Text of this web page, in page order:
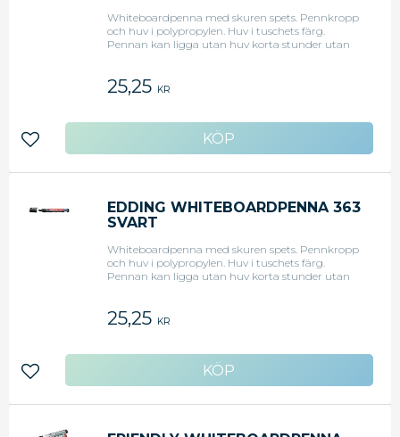
Whiteboardpenna med skuren spets. Pennkropp
och huv i polypropylen. Huv i tuschets färg.
Pennan kan ligga utan huv korta stunder utan
25,25 KR
Lägg till i favoriter
EDDING WHITEBOARDPENNA 363
SVART
Whiteboardpenna med skuren spets. Pennkropp
och huv i polypropylen. Huv i tuschets färg.
Pennan kan ligga utan huv korta stunder utan
25,25 KR
Lägg till i favoriter